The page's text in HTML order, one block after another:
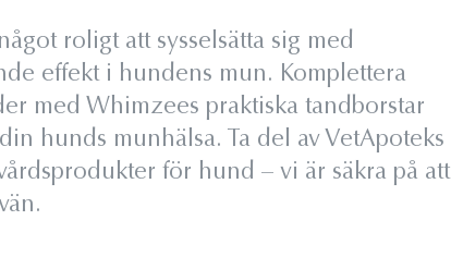
roligt att sysselsätta sig med
effekt i hundens mun. Komplettera
med Whimzees praktiska tandborstar
hunds munhälsa. Ta del av VetApoteks
för hund – vi är säkra på att